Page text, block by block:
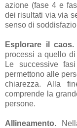
azione (fase 4 e
dei risultati via via
senso di
Esplorare il caos.
processi a quello
Le successive
permettono alle
chiarezza. Alla
comprende la
persone.
Allineamento.